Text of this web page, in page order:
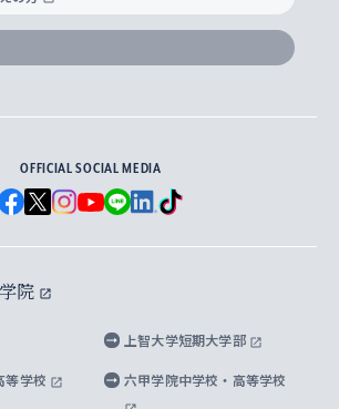
– 持続可能な未来を考える６学科連携
学研究科
究科
・スタディーズ研究科
カナダ研究所
・ジャーナリズム研究所
会研究センター
・構造材料イノベーションセンター
ご担当者様へのご案内
前に出願する奨学金
高等教育の修学支援新制度
象の奨学金
する際の費用と奨学金
シティ＆サステナビリティへの取り組み
ットワーク
証人とのネットワーク
ットワーク
出版物
大学案内・大学院案内
誌 SOPHIA magazine
ビジュアル・アイデンティティ
ビジュアル・アイデンティティ
校歌 ・上智大学学生歌
の取材・キャンパスでの撮影について
開情報
の教育研究活動等の情報公表
案内
OFFICIAL SOCIAL MEDIA
院
上智大学短期大学部
等学校 六甲学院中学校・高等学校